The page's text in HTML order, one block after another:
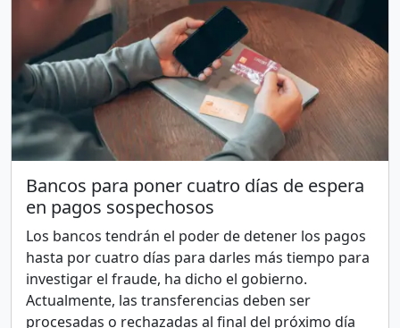
Bancos para poner cuatro días de espera
en pagos sospechosos
Los bancos tendrán el poder de detener los pagos
hasta por cuatro días para darles más tiempo para
investigar el fraude, ha dicho el gobierno.
Actualmente, las transferencias deben ser
procesadas o rechazadas al final del próximo día